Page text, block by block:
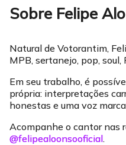
Sobre Felipe
Natural de Votorantim,
MPB, sertanejo, pop, soul,
Em seu trabalho, é
própria: interpretações
honestas e uma voz
Acompanhe o cantor nas
@felipealoonsooficial.